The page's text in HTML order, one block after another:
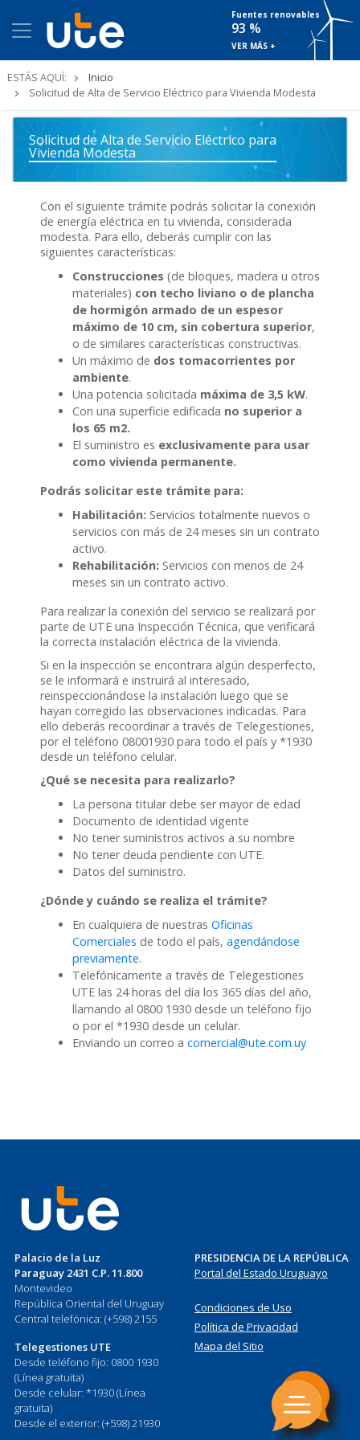
Fuentes renovables
93 %
VER MÁS +
ESTÁS AQUÍ:
Inicio
Solicitud de Alta de Servicio Eléctrico para Vivienda Modesta
Solicitud de Alta de Servicio Eléctrico para
Vivienda Modesta
Con el siguiente trámite podrás solicitar la conexión
de energía eléctrica en tu vivienda, considerada
modesta. Para ello, deberás cumplir con las
siguientes características:
Construcciones (de bloques, madera u otros
materiales) con techo liviano o de plancha
de hormigón armado de un espesor
máximo de 10 cm, sin cobertura superior,
o de similares características constructivas.
Un máximo de dos tomacorrientes por
ambiente.
Una potencia solicitada máxima de 3,5 kW.
Con una superficie edificada no superior a
los 65 m2.
El suministro es exclusivamente para usar
como vivienda permanente.
Podrás solicitar este trámite para:
Habilitación: Servicios totalmente nuevos o
servicios con más de 24 meses sin un contrato
activo.
Rehabilitación: Servicios con menos de 24
meses sin un contrato activo.
Para realizar la conexión del servicio se realizará por
parte de UTE una Inspección Técnica, que verificará
la correcta instalación eléctrica de la vivienda.
Si en la inspección se encontrara algún desperfecto,
se le informará e instruirá al interesado,
reinspeccionándose la instalación luego que se
hayan corregido las observaciones indicadas. Para
ello deberás recoordinar a través de Telegestiones,
por el teléfono 08001930 para todo el país y *1930
desde un teléfono celular.
¿Qué se necesita para realizarlo?
La persona titular debe ser mayor de edad
Documento de identidad vigente
No tener suministros activos a su nombre
No tener deuda pendiente con UTE.
Datos del suministro.
¿Dónde y cuándo se realiza el trámite?
En cualquiera de nuestras Oficinas
Comerciales de todo el país, agendándose
previamente.
Telefónicamente a través de Telegestiones
UTE las 24 horas del día los 365 días del año,
llamando al 0800 1930 desde un teléfono fijo
o por el *1930 desde un celular.
Enviando un correo a comercial@ute.com.uy
Palacio de la Luz
Paraguay 2431 C.P. 11.800
Montevideo
República Oriental del Uruguay
Central telefónica: (+598) 2155
Telegestiones UTE
Desde teléfono fijo: 0800 1930
(Línea gratuita)
Desde celular: *1930 (Línea
gratuita)
Desde el exterior: (+598) 21930
PRESIDENCIA DE LA REPÚBLICA
Portal del Estado Uruguayo
Condiciones de Uso
Política de Privacidad
Mapa del Sitio